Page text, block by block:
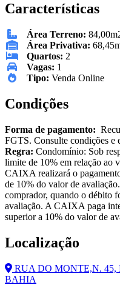
Características
Área Terreno:
Área Privativa:
Quartos: 2
Vagas: 1
Tipo: Venda Online
Condições
Forma de pagamento:
FGTS. Consulte condições e
Regra: Condomínio: Sob
limite de 10% em relação ao
CAIXA realizará o
de 10% do valor de
comprador, quando o débito
avaliação. A CAIXA paga
superior a 10% do valor de
Localização
RUA DO MONTE,N. 45,
BAHIA